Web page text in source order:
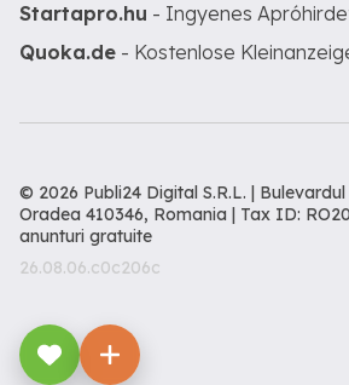
Startapro.hu - Ingyenes
Quoka.de - Kostenlose
© 2026 Publi24 Digital S.R.L. |
Oradea 410346, Romania | Tax ID:
anunturi gratuite
26.08.06.c0c206c